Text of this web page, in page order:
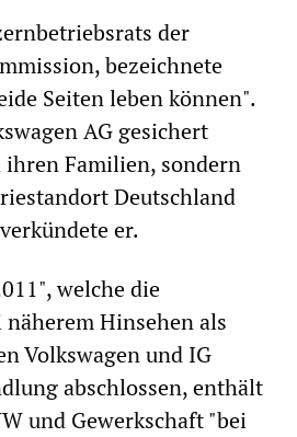
der
bezeichnete
Seiten leben können".
AG gesichert
Familien, sondern
Deutschland
er.
welche die
Hinsehen als
Volkswagen und IG
abschlossen, enthält
und Gewerkschaft "bei